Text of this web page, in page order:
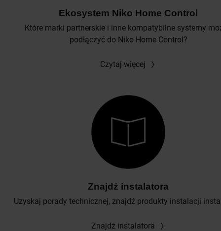
Ekosystem Niko Home Control
Które marki partnerskie i inne kompatybilne systemy
podłączyć do Niko Home Control?
Czytaj więcej
Znajdź instalatora
Uzyskaj porady technicznej, znajdź produkty instalacji
Znajdź instalatora